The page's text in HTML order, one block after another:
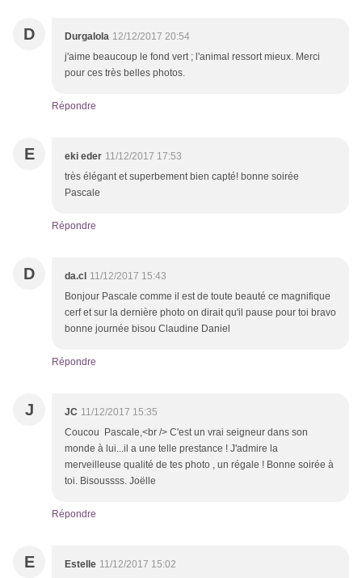
D Durgalola 12/12/2017 20:54
j'aime beaucoup le fond vert ; l'animal ressort mieux. Merci
pour ces très belles photos.
Répondre
E eki eder 11/12/2017 17:53
très élégant et superbement bien capté! bonne soirée
Pascale
Répondre
D da.cl 11/12/2017 15:43
Bonjour Pascale comme il est de toute beauté ce magnifique
cerf et sur la dernière photo on dirait qu'il pause pour toi bravo
bonne journée bisou Claudine Daniel
Répondre
J JC 11/12/2017 15:35
Coucou Pascale,<br /> C'est un vrai seigneur dans son
monde à lui...il a une telle prestance ! J'admire la
merveilleuse qualité de tes photo , un régale ! Bonne soirée à
toi. Bisoussss. Joëlle
Répondre
E Estelle 11/12/2017 15:02